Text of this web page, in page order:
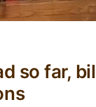
so far,